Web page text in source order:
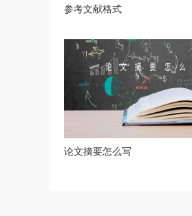
参考文献格式
论文摘要怎么写